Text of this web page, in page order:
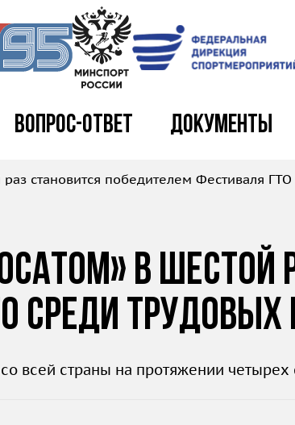
Вопрос-ответ Документы
становится победителем Фестиваля
в шестой
среди трудовых
всей страны на протяжении